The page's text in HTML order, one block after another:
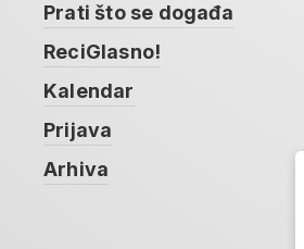
Prati što se događa
ReciGlasno!
Kalendar
Prijava
Arhiva